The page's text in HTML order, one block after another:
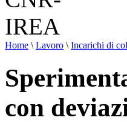
Home \ Lavoro \ Incarichi di
con